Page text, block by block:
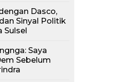
Dasco,
Sinyal Politik
Sulsel
Saya
Sebelum